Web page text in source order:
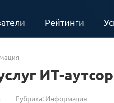
Рейтинги
ИТ-
Рубрика: Информация